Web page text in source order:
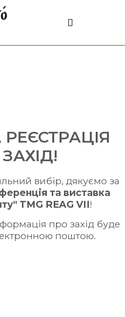
вибір, дякуємо за
та виставка
TMG REAG VII!
про захід буде
поштою.